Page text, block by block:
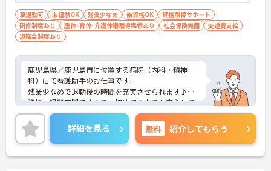
車通勤可 未経験OK 残業少なめ 無資格OK
資格取得サポート
研修制度あり
産休･育休･介護休暇取得実績あり 社会保険完備
交通費支給
退職金制度あり
鹿児島県／鹿児島市に位置する病院（内科・精神
科）にて看護助手のお仕事です。
残業少なめで退勤後の時間を充実させられます♪
資格・経験不問ですので、初めての方でも安心して
ご就業いただけます。
ご興味のある方には、面接対策ポイントなど、さら
に詳細をお話しいたしますので、お気軽にご相談く
ださい。
詳細を見る 無料 紹介してもらう